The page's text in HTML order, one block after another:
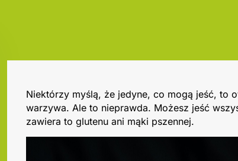
Niektórzy myślą, że jedyne, co mogą jeść, to
warzywa. Ale to nieprawda. Możesz jeść
zawiera to glutenu ani mąki pszennej.